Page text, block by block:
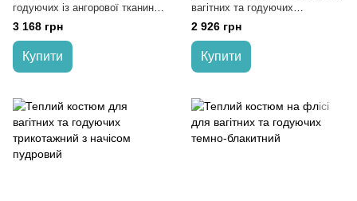
годуючих із ангорової тканини
темно-бежевий
3 168 грн
Купити
вагітних та годуючих
трикотажний з начісом
2 926 грн
Купити